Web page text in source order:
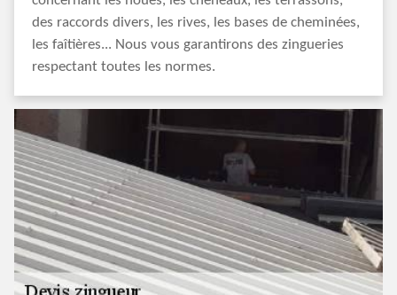
des raccords divers, les rives, les bases de cheminées,
les faîtières... Nous vous garantirons des zingueries
respectant toutes les normes.